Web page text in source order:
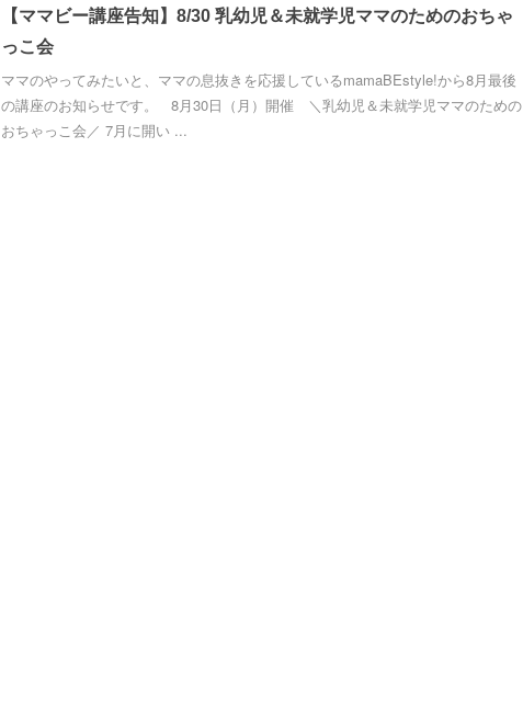
【ママビー講座告知】8/30 乳幼児＆未就学児ママのためのおちゃ
っこ会
ママのやってみたいと、ママの息抜きを応援しているmamaBEstyle!から8月最後
の講座のお知らせです。 8月30日（月）開催 ＼乳幼児＆未就学児ママのための
おちゃっこ会／ 7月に開い ...